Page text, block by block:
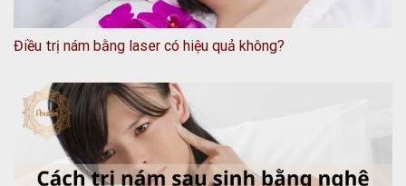
Điều trị nám bằng laser có hiệu quả không?